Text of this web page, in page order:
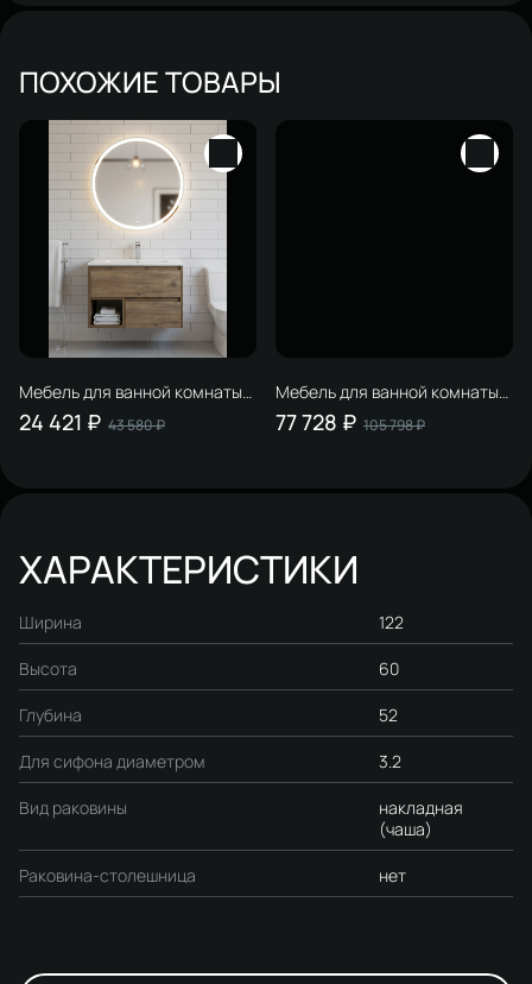
ПОХОЖИЕ ТОВАРЫ
Мебель для ванной комнаты
STWORKI Карлстад 75 дуб
рустикальный, в стиле лофт,
24 421 ₽ 43 580 ₽
Мебель для ванной комнаты
STWORKI Берген 100 белая с
темной столешницей,
77 728 ₽ 105 798 ₽
ХАРАКТЕРИСТИКИ
Ширина 122
Высота 60
Глубина 52
Для сифона диаметром 3.2
Вид раковины
накладная
(чаша)
Раковина-столешница нет